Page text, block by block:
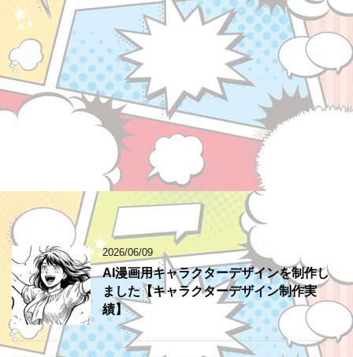
2026/06/09
AI漫画用キャラクターデザインを制作し
ました【キャラクターデザイン制作実
績】